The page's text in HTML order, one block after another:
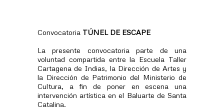
Convocatoria TÚNEL DE ESCAPE
La presente convocatoria parte de una
voluntad compartida entre la Escuela Taller
Cartagena de Indias, la Dirección de Artes y
la Dirección de Patrimonio del Ministerio de
Cultura, a fin de poner en escena una
intervención artística en el Baluarte de Santa
Catalina.